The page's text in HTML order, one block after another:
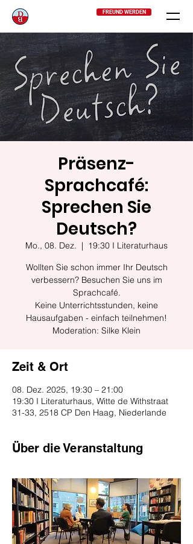
FREUND WERDEN
Präsenz-
Sprachcafé:
Sprechen Sie
Deutsch?
Mo., 08. Dez.
  |
19:30 I Literaturhaus
Wollten Sie schon immer Ihr Deutsch
verbessern? Besuchen Sie uns im
Sprachcafé.
Keine Unterrichtsstunden, keine
Hausaufgaben - einfach teilnehmen!
Moderation: Silke Klein
Zeit & Ort
08. Dez. 2025, 19:30 – 21:00
19:30 I Literaturhaus, Witte de Withstraat
31-33, 2518 CP Den Haag, Niederlande
Über die Veranstaltung